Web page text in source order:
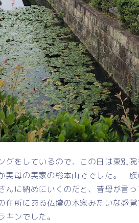
グをしているので、この日は東別
実母の実家の総本山ででした。一
んに納めにいくのだと、昔母が言
在所にある仏壇の本家みたいな感
キンでした。